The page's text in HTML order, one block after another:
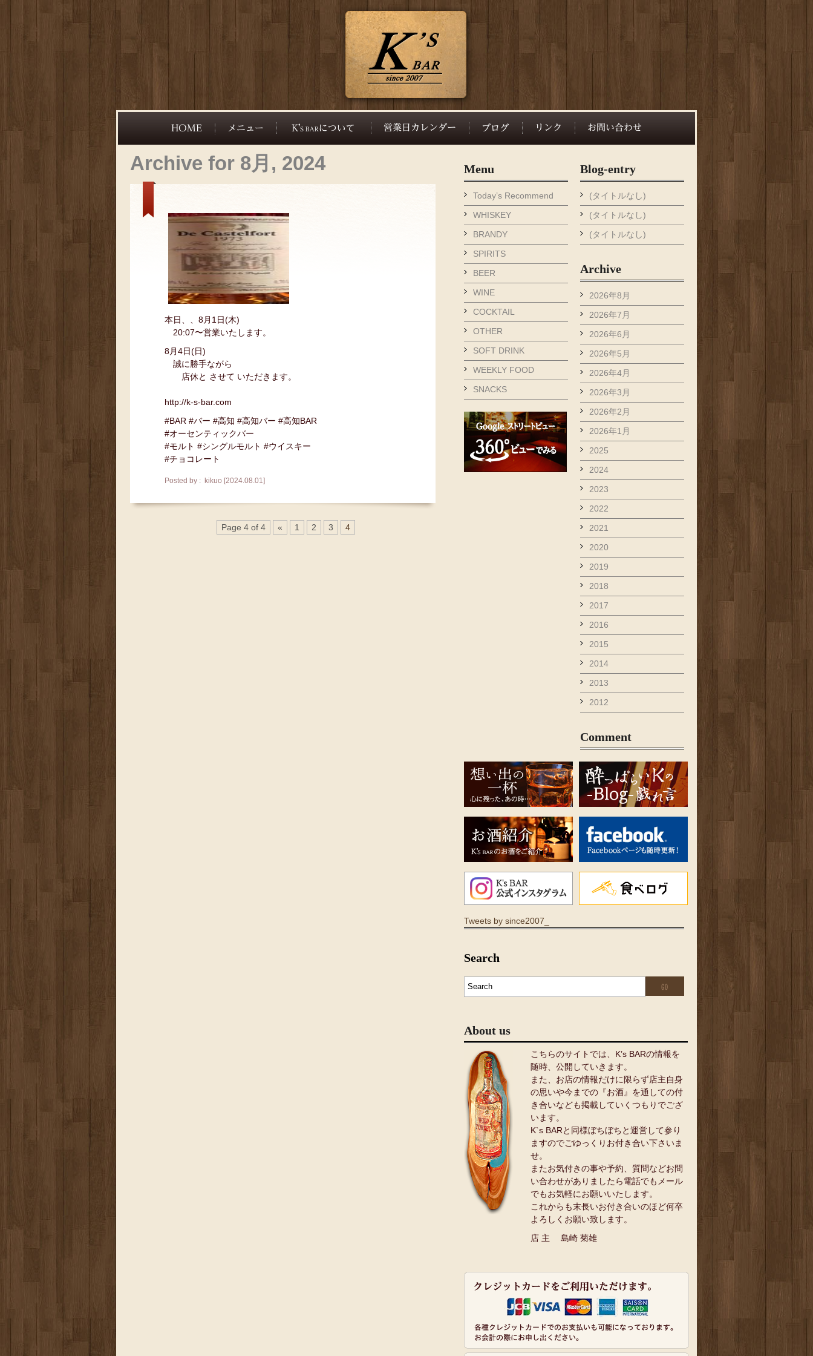
Archive for 8月, 2024
本日、、8月1日(木)
20:07〜営業いたします。
8月4日(日)
誠に勝手ながら
店休と させて いただきます。
http://k-s-bar.com
#BAR #バー #高知 #高知バー #高知BAR
#オーセンティックバー
#モルト #シングルモルト #ウイスキー
#チョコレート
Posted by : kikuo [2024.08.01]
Page 4 of 4 « 1 2 3 4
Menu
Today’s Recommend
WHISKEY
BRANDY
SPIRITS
BEER
WINE
COCKTAIL
OTHER
SOFT DRINK
WEEKLY FOOD
SNACKS
Blog-entry
(タイトルなし)
(タイトルなし)
(タイトルなし)
Archive
2026年8月
2026年7月
2026年6月
2026年5月
2026年4月
2026年3月
2026年2月
2026年1月
2025
2024
2023
2022
2021
2020
2019
2018
2017
2016
2015
2014
2013
2012
Comment
Tweets by since2007_
Search
About us
こちらのサイトでは、K’s BARの情報を
随時、公開していきます。
また、お店の情報だけに限らず店主自身
の思いや今までの『お酒』を通しての付
き合いなども掲載していくつもりでござ
います。
K`s BARと同様ぼちぼちと運営して参り
ますのでごゆっくりお付き合い下さいま
せ。
またお気付きの事や予約、質問などお問
い合わせがありましたら電話でもメール
でもお気軽にお願いいたします。
これからも末長いお付き合いのほど何卒
よろしくお願い致します。
店 主 島崎 菊雄